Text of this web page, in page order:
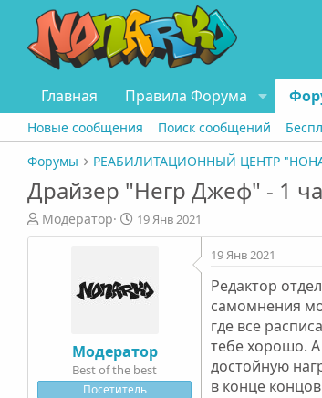
Главная Правила Форума
Новые сообщения Поиск сообщений
Форумы
Драйзер "Негр Джеф" - 1
А
в
Модератор
Д
а
н
а
л
а
19 Янв 2021
Модератор
Best of the best
Посетитель
19 Янв 2021
Редактор
самомнения
где все
тебе хорошо.
достойную
в конце